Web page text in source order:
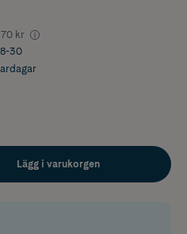
kr
30
Lägg i varukorgen